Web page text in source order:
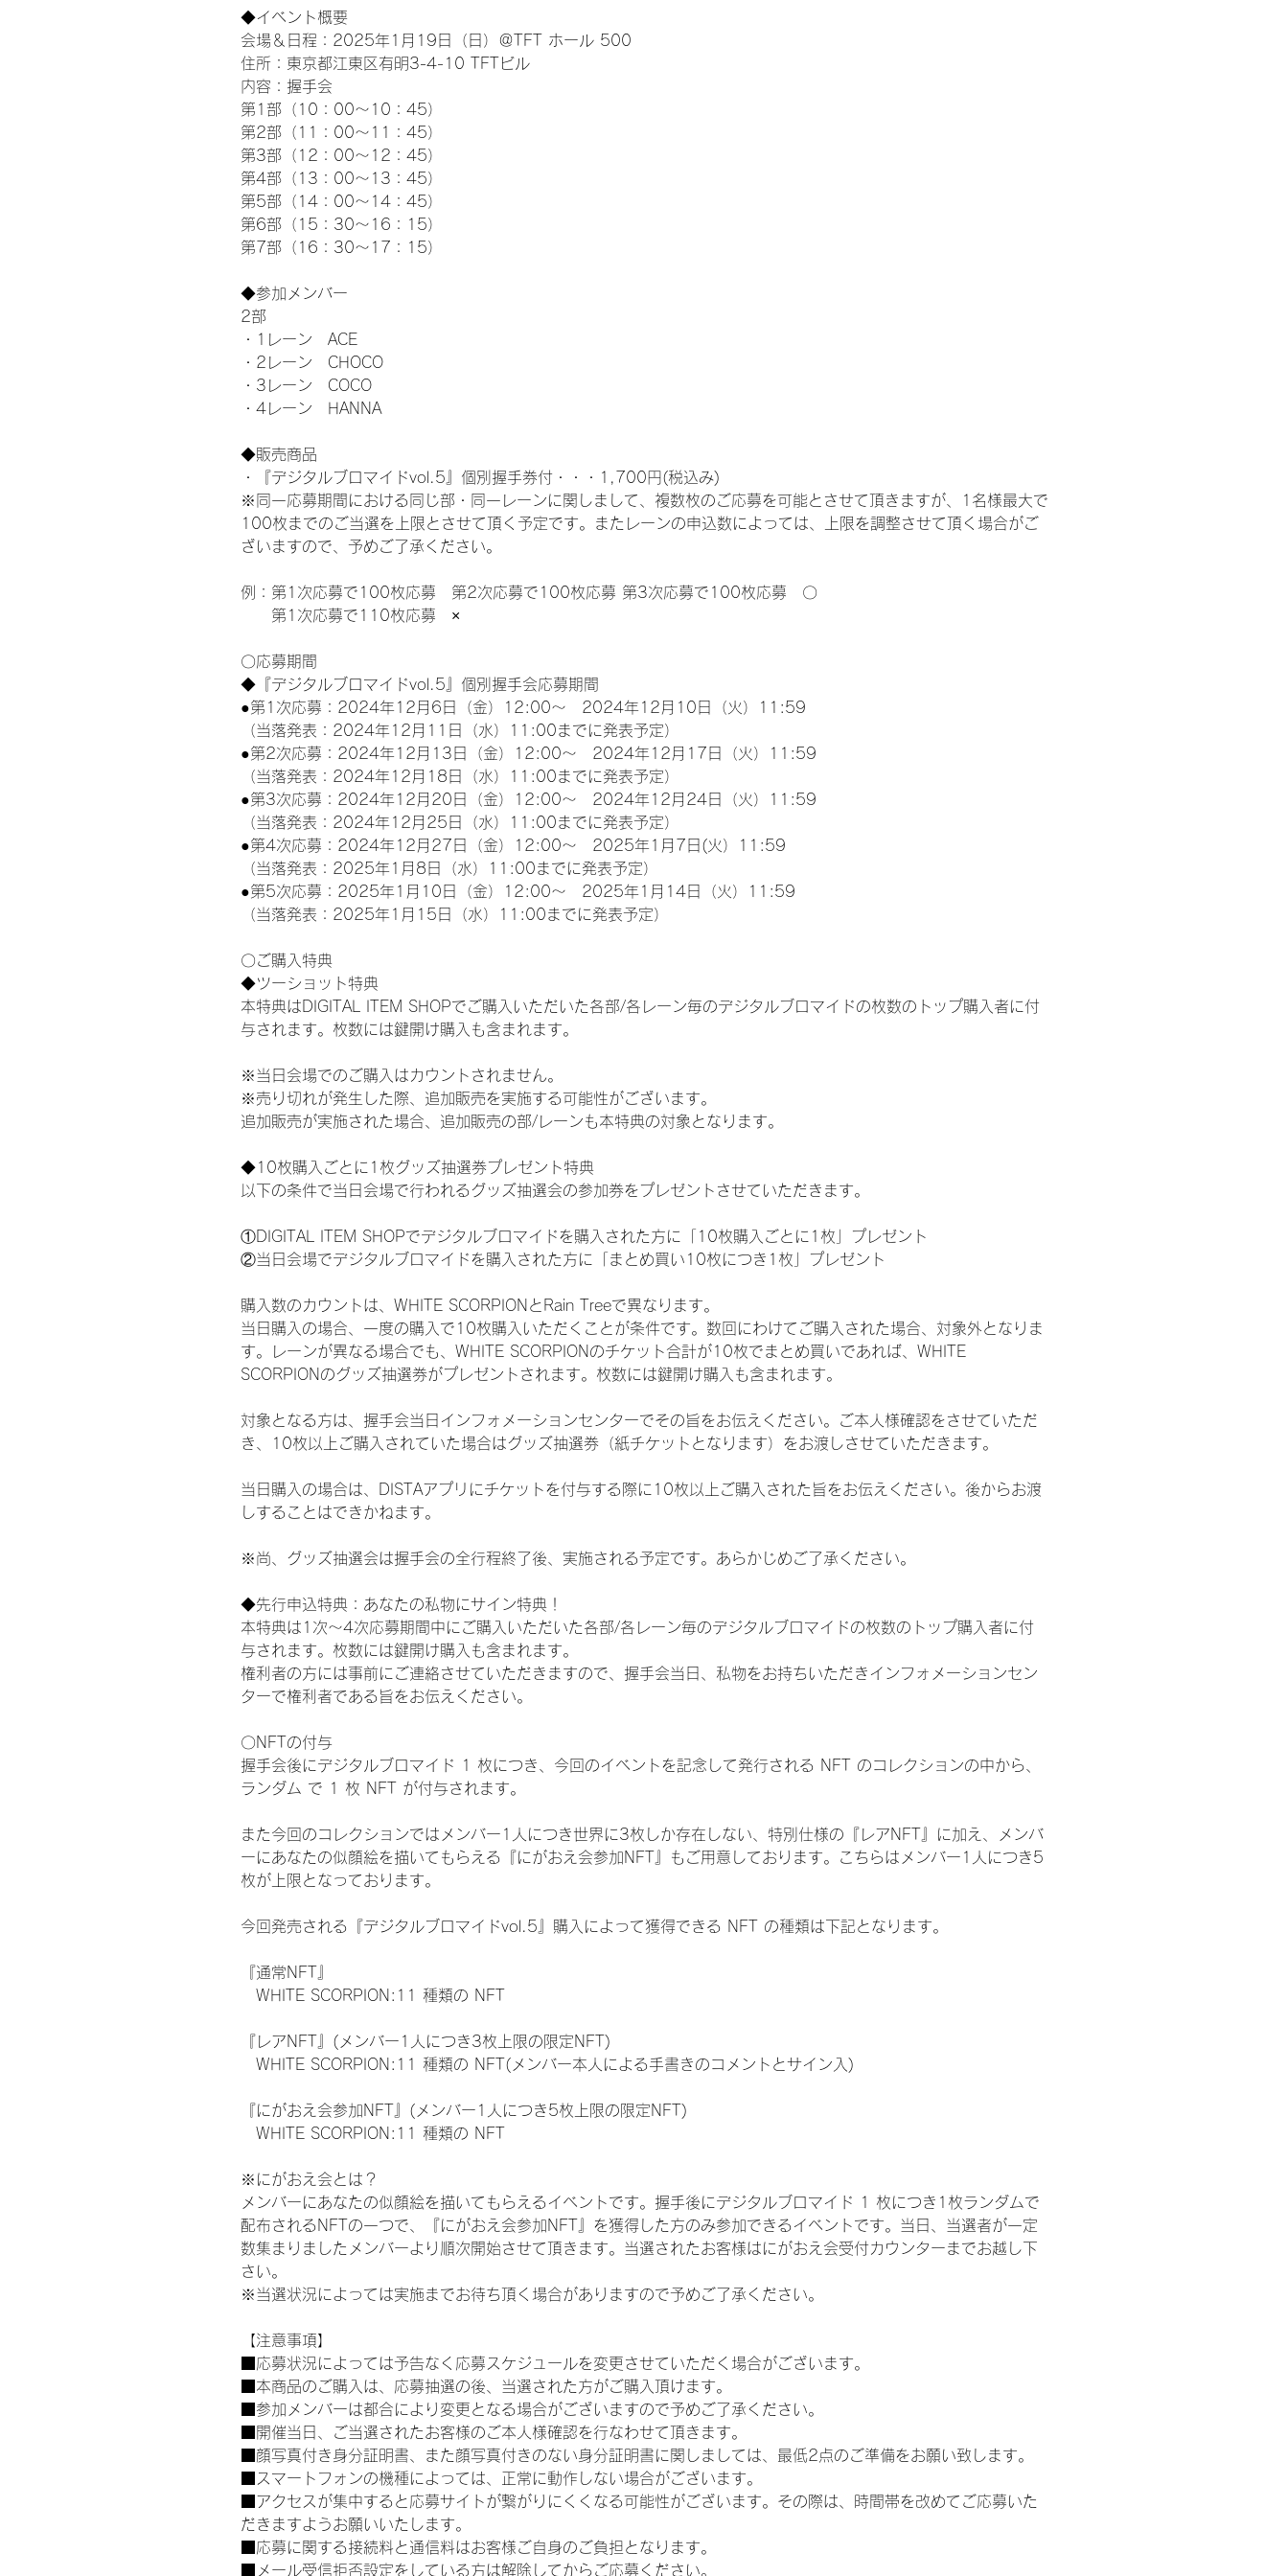
◆イベント概要
会場＆日程：2025年1月19日（日）＠TFT ホール 500
住所：東京都江東区有明3-4-10 TFTビル
内容：握手会
第1部（10：00～10：45）
第2部（11：00～11：45）
第3部（12：00～12：45）
第4部（13：00～13：45）
第5部（14：00～14：45）
第6部（15：30～16：15）
第7部（16：30～17：15）
◆参加メンバー
2部
・1レーン　ACE
・2レーン　CHOCO
・3レーン　COCO
・4レーン　HANNA
◆販売商品
・『デジタルブロマイドvol.5』個別握手券付・・・1,700円(税込み)
※同一応募期間における同じ部・同一レーンに関しまして、複数枚のご応募を可能とさせて頂きますが、1名様最大で
100枚までのご当選を上限とさせて頂く予定です。またレーンの申込数によっては、上限を調整させて頂く場合がご
ざいますので、予めご了承ください。
例：第1次応募で100枚応募　第2次応募で100枚応募 第3次応募で100枚応募　〇
第1次応募で110枚応募　×
〇応募期間
◆『デジタルブロマイドvol.5』個別握手会応募期間
●第1次応募：2024年12月6日（金）12:00～　2024年12月10日（火）11:59
（当落発表：2024年12月11日（水）11:00までに発表予定）
●第2次応募：2024年12月13日（金）12:00～　2024年12月17日（火）11:59
（当落発表：2024年12月18日（水）11:00までに発表予定）
●第3次応募：2024年12月20日（金）12:00～　2024年12月24日（火）11:59
（当落発表：2024年12月25日（水）11:00までに発表予定）
●第4次応募：2024年12月27日（金）12:00～　2025年1月7日(火）11:59
（当落発表：2025年1月8日（水）11:00までに発表予定）
●第5次応募：2025年1月10日（金）12:00～　2025年1月14日（火）11:59
（当落発表：2025年1月15日（水）11:00までに発表予定）
〇ご購入特典
◆ツーショット特典
本特典はDIGITAL ITEM SHOPでご購入いただいた各部/各レーン毎のデジタルブロマイドの枚数のトップ購入者に付
与されます。枚数には鍵開け購入も含まれます。
※当日会場でのご購入はカウントされません。
※売り切れが発生した際、追加販売を実施する可能性がございます。
追加販売が実施された場合、追加販売の部/レーンも本特典の対象となります。
◆10枚購入ごとに1枚グッズ抽選券プレゼント特典
以下の条件で当日会場で行われるグッズ抽選会の参加券をプレゼントさせていただきます。
①DIGITAL ITEM SHOPでデジタルブロマイドを購入された方に「10枚購入ごとに1枚」プレゼント
②当日会場でデジタルブロマイドを購入された方に「まとめ買い10枚につき1枚」プレゼント
購入数のカウントは、WHITE SCORPIONとRain Treeで異なります。
当日購入の場合、一度の購入で10枚購入いただくことが条件です。数回にわけてご購入された場合、対象外となりま
す。レーンが異なる場合でも、WHITE SCORPIONのチケット合計が10枚でまとめ買いであれば、WHITE
SCORPIONのグッズ抽選券がプレゼントされます。枚数には鍵開け購入も含まれます。
対象となる方は、握手会当日インフォメーションセンターでその旨をお伝えください。ご本人様確認をさせていただ
き、10枚以上ご購入されていた場合はグッズ抽選券（紙チケットとなります）をお渡しさせていただきます。
当日購入の場合は、DISTAアプリにチケットを付与する際に10枚以上ご購入された旨をお伝えください。後からお渡
しすることはできかねます。
※尚、グッズ抽選会は握手会の全行程終了後、実施される予定です。あらかじめご了承ください。
◆先行申込特典：あなたの私物にサイン特典！
本特典は1次〜4次応募期間中にご購入いただいた各部/各レーン毎のデジタルブロマイドの枚数のトップ購入者に付
与されます。枚数には鍵開け購入も含まれます。
権利者の方には事前にご連絡させていただきますので、握手会当日、私物をお持ちいただきインフォメーションセン
ターで権利者である旨をお伝えください。
〇NFTの付与
握手会後にデジタルブロマイド 1 枚につき、今回のイベントを記念して発行される NFT のコレクションの中から、
ランダム で 1 枚 NFT が付与されます。
また今回のコレクションではメンバー1人につき世界に3枚しか存在しない、特別仕様の『レアNFT』に加え、メンバ
ーにあなたの似顔絵を描いてもらえる『にがおえ会参加NFT』もご用意しております。こちらはメンバー1人につき5
枚が上限となっております。
今回発売される『デジタルブロマイドvol.5』購入によって獲得できる NFT の種類は下記となります。
『通常NFT』
WHITE SCORPION:11 種類の NFT
『レアNFT』(メンバー1人につき3枚上限の限定NFT)
WHITE SCORPION:11 種類の NFT(メンバー本人による手書きのコメントとサイン入)
『にがおえ会参加NFT』(メンバー1人につき5枚上限の限定NFT)
WHITE SCORPION:11 種類の NFT
※にがおえ会とは？
メンバーにあなたの似顔絵を描いてもらえるイベントです。握手後にデジタルブロマイド 1 枚につき1枚ランダムで
配布されるNFTの一つで、『にがおえ会参加NFT』を獲得した方のみ参加できるイベントです。当日、当選者が一定
数集まりましたメンバーより順次開始させて頂きます。当選されたお客様はにがおえ会受付カウンターまでお越し下
さい。
※当選状況によっては実施までお待ち頂く場合がありますので予めご了承ください。
【注意事項】
■応募状況によっては予告なく応募スケジュールを変更させていただく場合がございます。
■本商品のご購入は、応募抽選の後、当選された方がご購入頂けます。
■参加メンバーは都合により変更となる場合がございますので予めご了承ください。
■開催当日、ご当選されたお客様のご本人様確認を行なわせて頂きます。
■顔写真付き身分証明書、また顔写真付きのない身分証明書に関しましては、最低2点のご準備をお願い致します。
■スマートフォンの機種によっては、正常に動作しない場合がございます。
■アクセスが集中すると応募サイトが繋がりにくくなる可能性がございます。その際は、時間帯を改めてご応募いた
だきますようお願いいたします。
■応募に関する接続料と通信料はお客様ご自身のご負担となります。
■メール受信拒否設定をしている方は解除してからご応募ください。